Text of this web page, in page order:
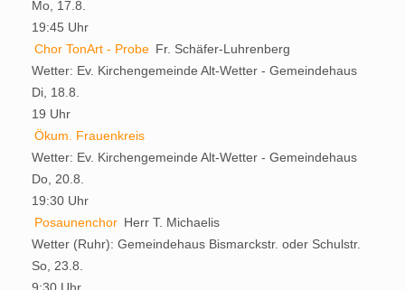
Mo, 17.8.
19:45 Uhr
Chor TonArt - Probe Fr. Schäfer-Luhrenberg
Wetter: Ev. Kirchengemeinde Alt-Wetter - Gemeindehaus
Di, 18.8.
19 Uhr
Ökum. Frauenkreis
Wetter: Ev. Kirchengemeinde Alt-Wetter - Gemeindehaus
Do, 20.8.
19:30 Uhr
Posaunenchor Herr T. Michaelis
Wetter (Ruhr): Gemeindehaus Bismarckstr. oder Schulstr.
So, 23.8.
9:30 Uhr